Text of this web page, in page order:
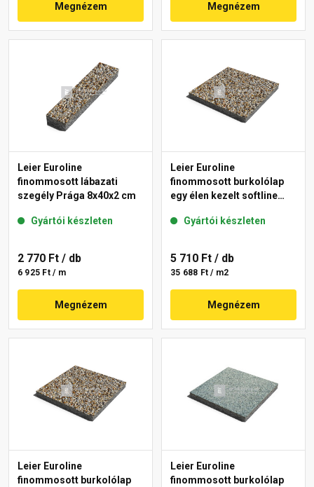
Megnézem Megnézem
Leier Euroline
finommosott lábazati
szegély Prága 8x40x2 cm
Gyártói készleten
2 770 Ft / db
6 925 Ft / m
Megnézem
Leier Euroline
finommosott burkolólap
egy élen kezelt softline
Gyártói készleten
5 710 Ft / db
35 688 Ft / m2
Megnézem
Leier Euroline
finommosott burkolólap
Leier Euroline
finommosott burkolólap